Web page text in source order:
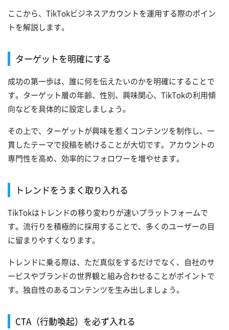
ここから、TikTokビジネスアカウントを運用する際のポイン
トを解説します。
ターゲットを明確にする
成功の第一歩は、誰に何を伝えたいのかを明確にすることで
す。ターゲット層の年齢、性別、興味関心、TikTokの利用傾
向などを具体的に設定しましょう。
その上で、ターゲットが興味を惹くコンテンツを制作し、一
貫したテーマで投稿を続けることが大切です。アカウントの
専門性を高め、効率的にフォロワーを増やせます。
トレンドをうまく取り入れる
TikTokはトレンドの移り変わりが速いプラットフォームで
す。流行りを積極的に採用することで、多くのユーザーの目
に留まりやすくなります。
トレンドに乗る際は、ただ真似をするだけでなく、自社のサ
ービスやブランドの世界観と組み合わせることがポイントで
す。独自性のあるコンテンツを生み出しましょう。
CTA（行動喚起）を必ず入れる